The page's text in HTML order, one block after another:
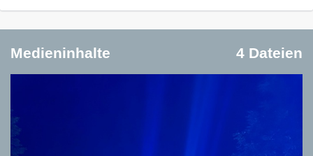
Medieninhalte 4 Dateien